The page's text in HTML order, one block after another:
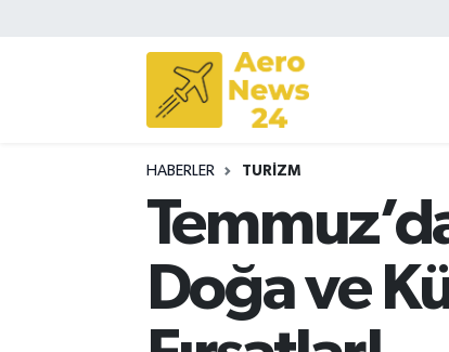
HABERLER TURIZM
Doğa ve
Sivil Havacılık